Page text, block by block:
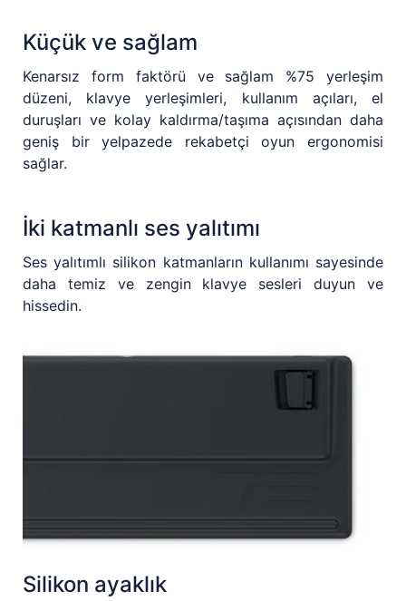
Küçük ve sağlam
Kenarsız form faktörü ve sağlam %75 yerleşim
düzeni, klavye yerleşimleri, kullanım açıları, el
duruşları ve kolay kaldırma/taşıma açısından daha
geniş bir yelpazede rekabetçi oyun ergonomisi
sağlar.
İki katmanlı ses yalıtımı
Ses yalıtımlı silikon katmanların kullanımı sayesinde
daha temiz ve zengin klavye sesleri duyun ve
hissedin.
Silikon ayaklık